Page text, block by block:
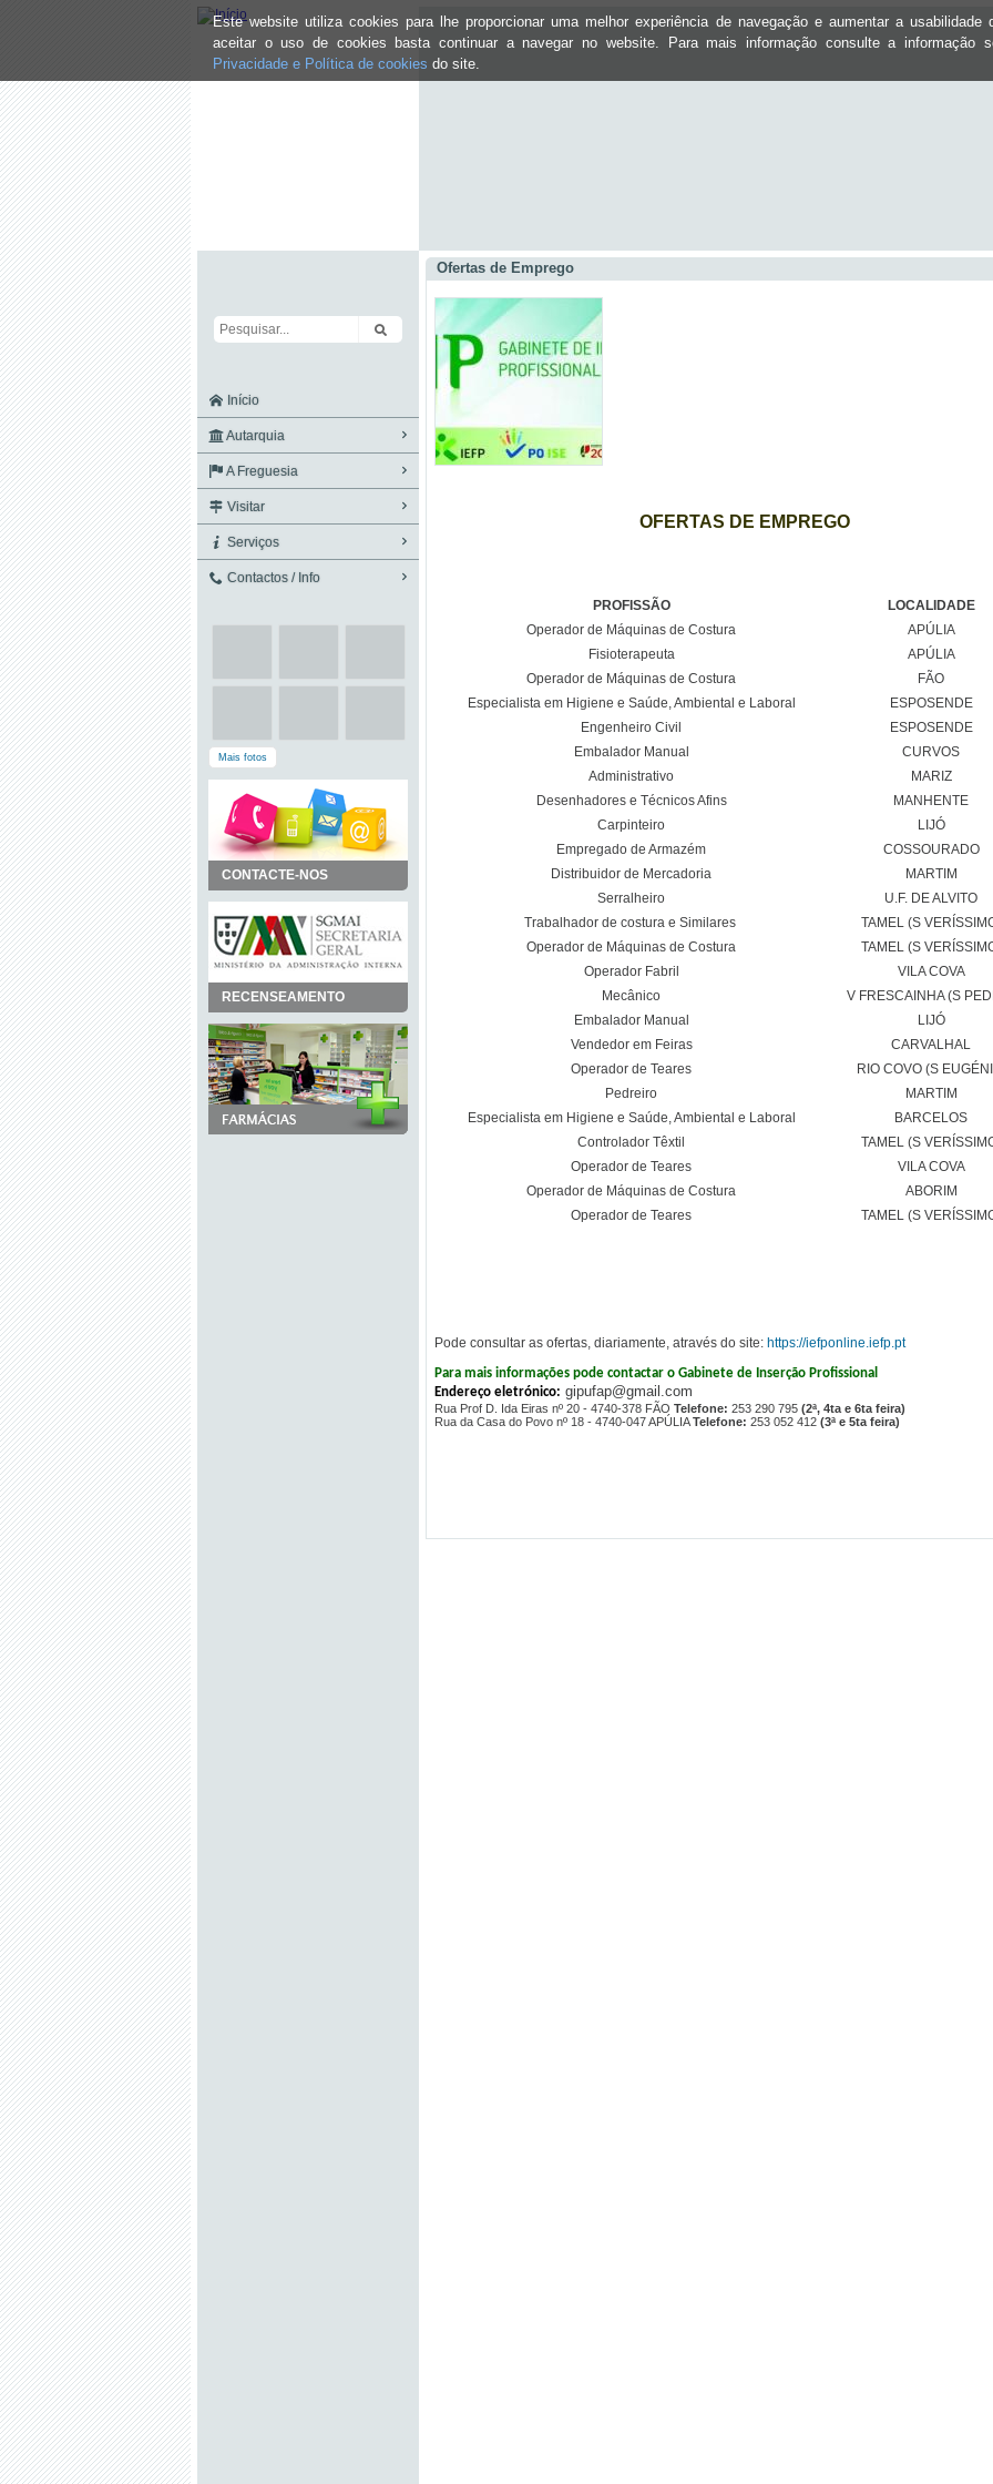
Este website utiliza cookies para lhe proporcionar uma melhor experiência de navegação e aumentar a usabilidade
aceitar o uso de cookies basta continuar a navegar no website. Para mais informação consulte a informação
Privacidade e Política de cookies do site.
Início
Autarquia
A Freguesia
Visitar
Serviços
Contactos / Info
Mais fotos
CONTACTE-NOS
RECENSEAMENTO
Ofertas de Emprego
OFERTAS DE EMPREGO
PROFISSÃO
LOCALIDADE
Operador de Máquinas de Costura
APÚLIA
Fisioterapeuta
APÚLIA
Operador de Máquinas de Costura
FÃO
Especialista em Higiene e Saúde, Ambiental e Laboral
ESPOSENDE
Engenheiro Civil
ESPOSENDE
Embalador Manual
CURVOS
Administrativo
MARIZ
Desenhadores e Técnicos Afins
MANHENTE
Carpinteiro
LIJÓ
Empregado de Armazém
COSSOURADO
Distribuidor de Mercadoria
MARTIM
Serralheiro
U.F. DE ALVITO
Trabalhador de costura e Similares
TAMEL (S
Operador de Máquinas de Costura
TAMEL (S
Operador Fabril
VILA COVA
Mecânico
V FRESCAINHA (S
Embalador Manual
LIJÓ
Vendedor em Feiras
CARVALHAL
Operador de Teares
RIO COVO (S
Pedreiro
MARTIM
Especialista em Higiene e Saúde, Ambiental e Laboral
BARCELOS
Controlador Têxtil
TAMEL (S
Operador de Teares
VILA COVA
Operador de Máquinas de Costura
ABORIM
Operador de Teares
TAMEL (S
Pode consultar as ofertas, diariamente, através do site: https://iefponline.iefp.pt
Para mais informações pode contactar o Gabinete de Inserção Profissional
Endereço eletrónico: gipufap@gmail.com
Rua Prof D. Ida Eiras nº 20 - 4740-378 FÃO Telefone: 253 290 795 (2ª, 4ta e 6ta feira)
Rua da Casa do Povo nº 18 - 4740-047 APÚLIATelefone: 253 052 412 (3ª e 5ta feira)